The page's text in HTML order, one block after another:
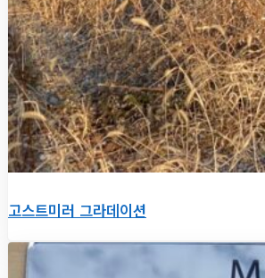
고스트미러 그라데이션